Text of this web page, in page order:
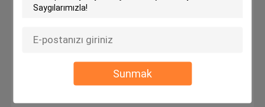
Sunmak
Alüminyum folyo Çantalar
Plastik blister ambalaj
Özel Kozmetik Etiketleri